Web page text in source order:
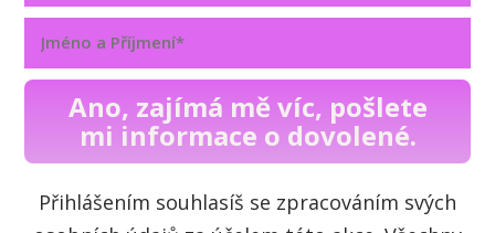
Ano, zajímá mě víc, pošlete
mi informace o dovolené.
Přihlášením souhlasíš se zpracováním svých